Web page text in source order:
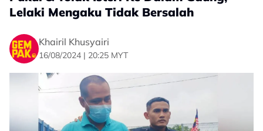
Lelaki Mengaku Tidak Bersalah
Khairil Khusyairi
16/08/2024 | 20:25 MYT